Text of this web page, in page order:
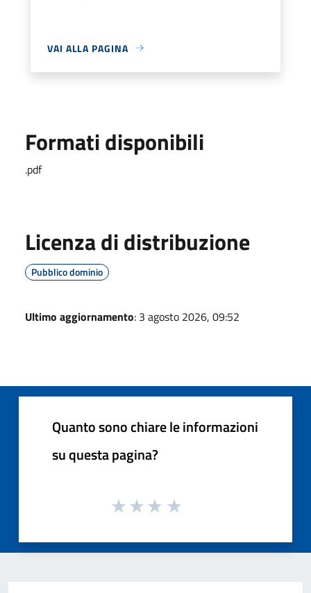
VAI ALLA PAGINA
Formati disponibili
.pdf
Licenza di distribuzione
Pubblico dominio
Ultimo aggiornamento: 3 agosto 2026, 09:52
Quanto sono chiare le informazioni
su questa pagina?